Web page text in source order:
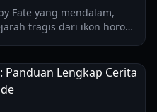
Fate yang mendalam,
tragis dari ikon horor